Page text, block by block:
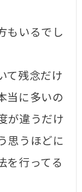
もいるでし
て残念だけ
当に多いの
が違うだけ
思うほどに
を行ってる